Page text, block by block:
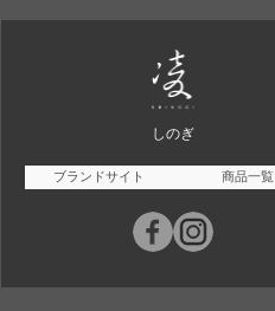
しのぎ
ブランドサイト 商品一覧